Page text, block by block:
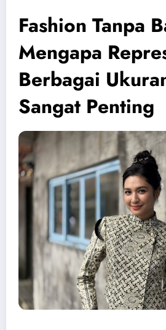
Fashion Tanpa
Mengapa
Berbagai
Sangat Penting